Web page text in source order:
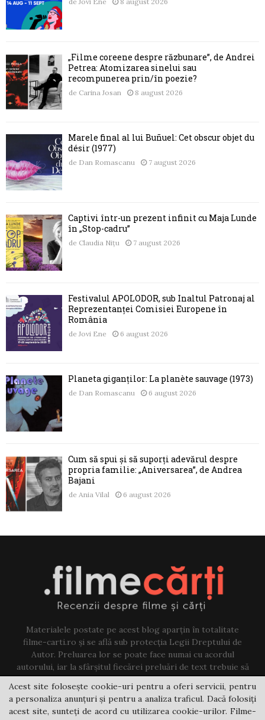
„Filme coreene despre răzbunare”, de Andrei
Petrea: Atomizarea sinelui sau
recompunerea prin/în poezie?
de Carina Josan 8 august 2026
Marele final al lui Buñuel: Cet obscur objet du
désir (1977)
de Dan Romascanu 7 august 2026
Captivi într-un prezent infinit cu Maja Lunde
în „Stop-cadru”
de Claudia Nițu 7 august 2026
Festivalul APOLODOR, sub Înaltul Patronaj al
Reprezentanței Comisiei Europene în
România
de Jovi Ene 6 august 2026
Planeta giganților: La planète sauvage (1973)
de Dan Romascanu 6 august 2026
Cum să spui și să suporți adevărul despre
propria familie: „Aniversarea”, de Andrea
Bajani
de Ania Vilal 6 august 2026
Materialele postate pe acest blog aparțin în totalitate
filme-carti.ro și se află sub protecția Legii Dreptului de
Autor. Preluarea lor se poate face numai cu acordul
autorului, iar la sfârșitul fiecărei preluări de text trebuie să
existe un link către acest blog.
Contact us:jovi@filme-carti.ro
Acest site folosește cookie-uri pentru a oferi servicii, pentru
a personaliza anunțuri și pentru a analiza traficul. Dacă folosiți
acest site, sunteți de acord cu utilizarea cookie-urilor. Filme-